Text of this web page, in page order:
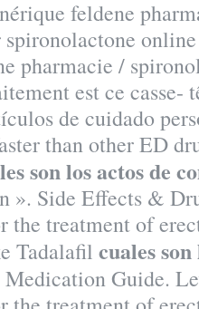
feldene
pharmacie /
est ce casse-
de cuidado
than other ED
son los actos de
». Side Effects &
the treatment of
Tadalafil cuales
Medication Guide.